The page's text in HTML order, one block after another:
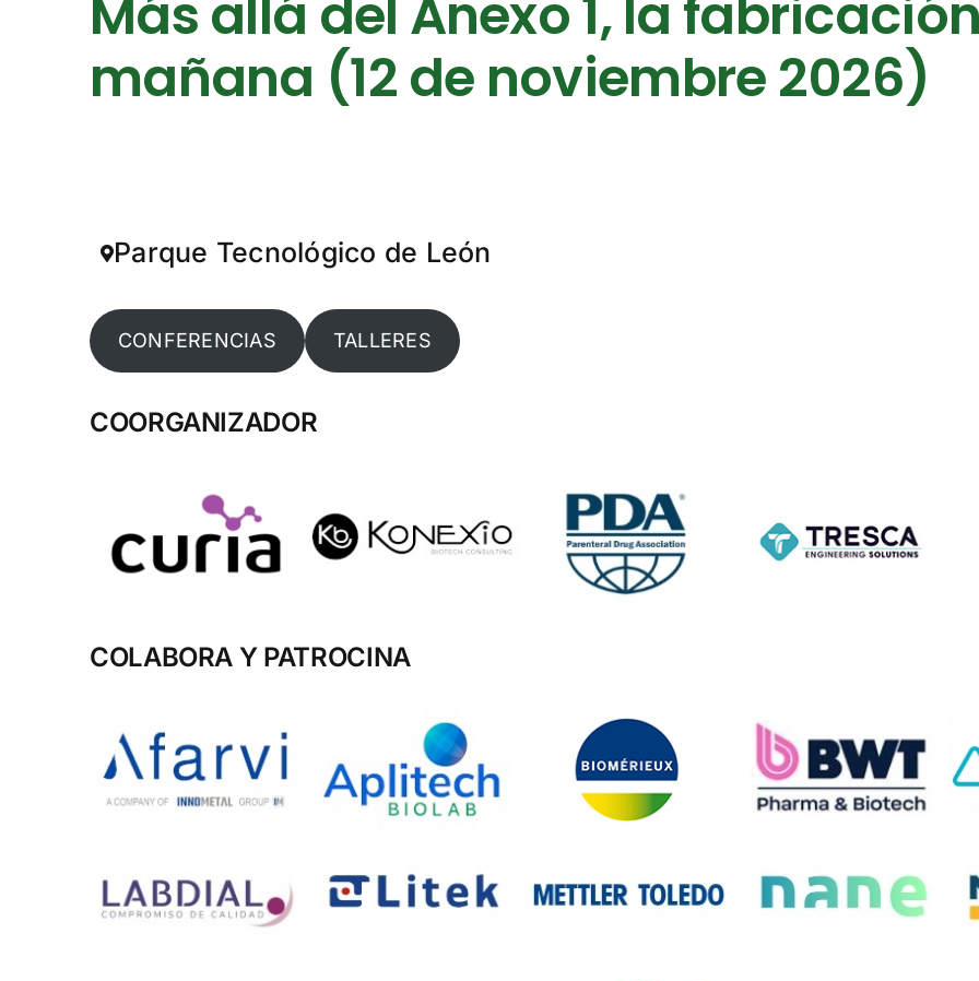
Más allá del Anexo 1, la
mañana (12 de noviembre 2026)
Parque Tecnológico de León
CONFERENCIAS TALLERES
COORGANIZADOR
COLABORA Y PATROCINA